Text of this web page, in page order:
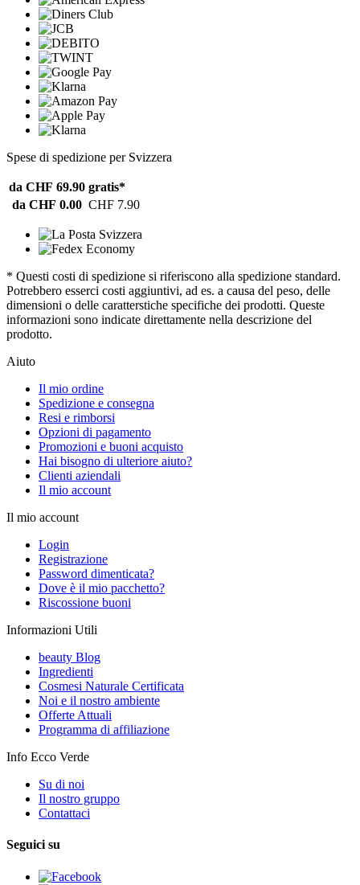
Spese di spedizione per Svizzera
da CHF 69.90 gratis*
da CHF 0.00 CHF 7.90
* Questi costi di spedizione si riferiscono alla spedizione standard.
Potrebbero esserci costi aggiuntivi, ad es. a causa del peso, delle
dimensioni o delle caratterstiche specifiche dei prodotti. Queste
informazioni sono indicate direttamente nella descrizione del
prodotto.
Aiuto
Il mio ordine
Spedizione e consegna
Resi e rimborsi
Opzioni di pagamento
Promozioni e buoni acquisto
Hai bisogno di ulteriore aiuto?
Clienti aziendali
Il mio account
Il mio account
Login
Registrazione
Password dimenticata?
Dove è il mio pacchetto?
Riscossione buoni
Informazioni Utili
beauty Blog
Ingredienti
Cosmesi Naturale Certificata
Noi e il nostro ambiente
Offerte Attuali
Programma di affiliazione
Info Ecco Verde
Su di noi
Il nostro gruppo
Contattaci
Seguici su